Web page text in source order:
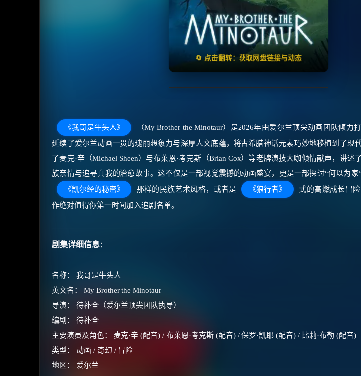
🔄 点击翻转：获取网盘链接与动态
失效请反馈
🧧️
《我哥是牛头人》
（My Brother the Minotaur）是2026年由爱尔兰顶尖动画团队倾力
延续了爱尔兰动画一贯的瑰丽想象力与深厚人文底蕴，将古希腊神话元素巧妙地移植到了现
了麦克·辛（Michael Sheen）与布莱恩·考克斯（Brian Cox）等老牌演技大咖倾情献声，讲述
族亲情与追寻真我的治愈故事。这不仅是一部视觉震撼的动画盛宴，更是一部探讨“何以为家
《凯尔经的秘密》
那样的民族艺术风格，或者是 《狼行者》
式的高燃成长冒
作绝对值得你第一时间加入追剧名单。
剧集详细信息：
名称： 我哥是牛头人
英文名： My Brother the Minotaur
导演： 待补全（爱尔兰顶尖团队执导）
编剧： 待补全
主要演员及角色： 麦克·辛 (配音) / 布莱恩·考克斯 (配音) / 保罗·凯耶 (配音) / 比莉·布勒 (配音)
类型： 动画 / 奇幻 / 冒险
地区： 爱尔兰